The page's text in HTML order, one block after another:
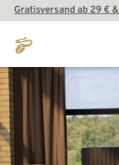
Gratisversand ab 29 €